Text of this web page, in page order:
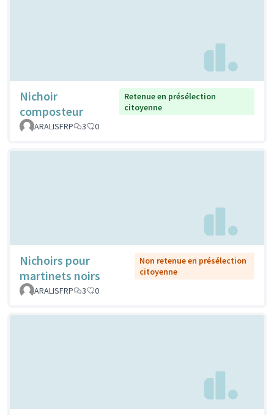
Nichoir
composteur
Retenue en présélection
citoyenne
ARALISFRP
3 0
Nichoirs pour
martinets noirs
Non retenue en présélection
citoyenne
ARALISFRP
3 0